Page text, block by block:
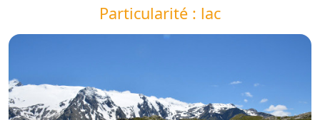
Particularité : lac